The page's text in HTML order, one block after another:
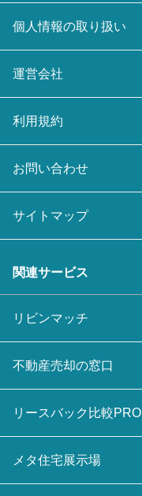
個人情報の取り扱い
運営会社
利用規約
お問い合わせ
サイトマップ
関連サービス
リビンマッチ
不動産売却の窓口
リースバック比較PRO
メタ住宅展示場